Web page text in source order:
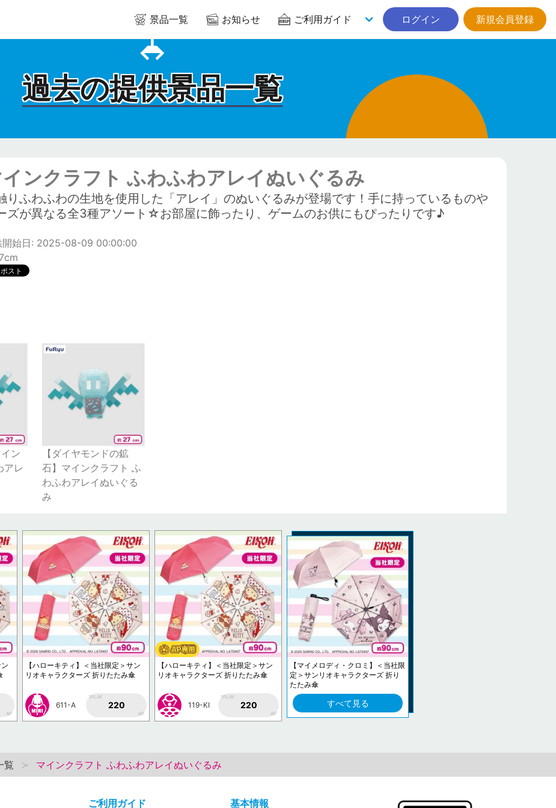
景品一覧 お知らせ ご利用ガイド ログイン 新規会員登録
過去の提供景品一覧
ンクラフト ふわふわアレイぬいぐるみ
りふわふわの生地を使用した「アレイ」のぬいぐるみが登場です！手に持っているものや
ズが異なる全3種アソート☆お部屋に飾ったり、ゲームのお供にもぴったりです♪
開始日: 2025-08-09 00:00:00
ン
アレ
【ダイヤモンドの鉱
石】マインクラフト ふ
わふわアレイぬいぐる
み
AP
【ハローキティ】＜当社限定＞サン
リオキャラクターズ 折りたたみ傘
611-A
1PLAY
220
AP
【ハローキティ】＜当社限定＞サン
リオキャラクターズ 折りたたみ傘
119-KI
1PLAY
220
AP
【マイメロディ・クロミ】＜当社限
定＞サンリオキャラクターズ 折り
たたみ傘
すべて見る
覧 マインクラフト ふわふわアレイぬいぐるみ
ご利用ガイド 基本情報